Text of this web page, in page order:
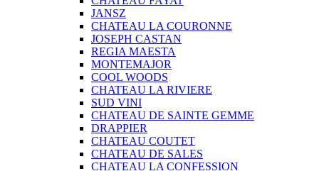
JANSZ
CHATEAU LA COURONNE
JOSEPH CASTAN
REGIA MAESTA
MONTEMAJOR
COOL WOODS
CHATEAU LA RIVIERE
SUD VINI
CHATEAU DE SAINTE GEMME
DRAPPIER
CHATEAU COUTET
CHATEAU DE SALES
CHATEAU LA CONFESSION